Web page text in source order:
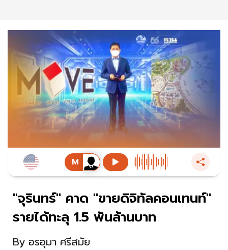
"จุรินทร์" คาด "ขายดิจิทัลคอนเทนท์"
รายได้ทะลุ 1.5 พันล้านบาท
By อรอุมา ศรีสมัย